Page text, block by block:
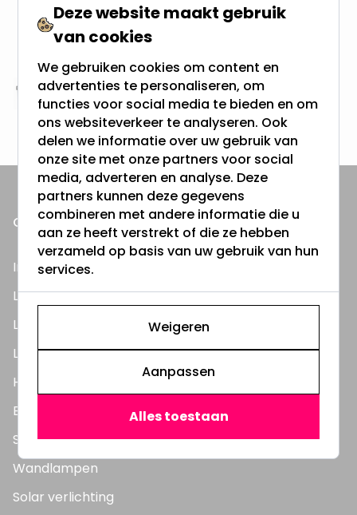
Gratis verzending + snel geleverd
Vanaf EUR100,- naar NL & BE
Altijd uit eigen voorraad
3000m2 - 60.000+ Producten
ONZE PRODUCTEN
Inbouwspots
LED Lampen
LED TL Buizen
LED Panelen
Highbay's / Ufo's
Bouwlampen
Straatlampen
Wandlampen
Solar verlichting
Deze website maakt gebruik
van cookies
We gebruiken cookies om content en
advertenties te personaliseren, om
functies voor social media te bieden en om
ons websiteverkeer te analyseren. Ook
delen we informatie over uw gebruik van
onze site met onze partners voor social
media, adverteren en analyse. Deze
partners kunnen deze gegevens
combineren met andere informatie die u
aan ze heeft verstrekt of die ze hebben
verzameld op basis van uw gebruik van hun
services.
Weigeren
Aanpassen
Alles toestaan